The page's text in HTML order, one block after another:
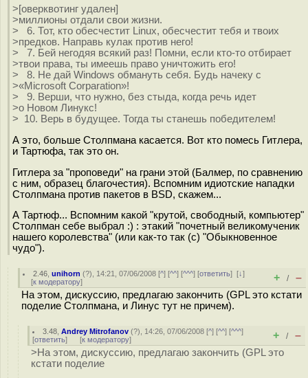
>[оверквотинг удален]
>миллионы отдали свои жизни.
> 6. Тот, кто обесчестит Linux, обесчестит тебя и твоих
>предков. Направь кулак против него!
> 7. Бей негодяя всякий раз! Помни, если кто-то отбирает
>твои права, ты имеешь право уничтожить его!
> 8. Не дай Windows обмануть себя. Будь начеку с
>«Microsoft Corparation»!
> 9. Верши, что нужно, без стыда, когда речь идет
>о Новом Линукс!
> 10. Верь в будущее. Тогда ты станешь победителем!
А это, больше Столпмана касается. Вот кто помесь Гитлера,
и Тартюфа, так это он.
Гитлера за "проповеди" на грани этой (Балмер, по сравнению
с ним, образец благочестия). Вспомним идиотские нападки
Столпмана против пакетов в BSD, скажем...
А Тартюф... Вспомним какой "крутой, свободный, компьютер"
Столпман себе выбрал :) : этакий "почетный великомученик
нашего королевства" (или как-то так (с) "Обыкновенное
чудо").
2.46 ,unihorn (?), 14:21, 07/06/2008 [^] [^^] [^^^] [ответить][↓]
[к модератору] + / –
На этом, дискуссию, предлагаю закончить (GPL это кстати
поделие Столпмана, и Линус тут не причем).
3.48 ,Andrey Mitrofanov (?), 14:26, 07/06/2008 [^] [^^] [^^^]
[ответить] [к модератору] + / –
>На этом, дискуссию, предлагаю закончить (GPL это
кстати поделие